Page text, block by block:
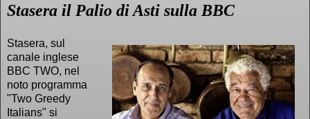
Stasera il Palio di Asti sulla BBC
Stasera, sul
canale inglese
BBC TWO, nel
noto programma
"Two Greedy
Italians" si